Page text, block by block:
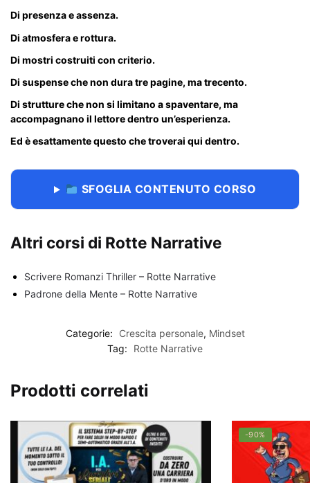
Di presenza e assenza.
Di atmosfera e rottura.
Di mostri costruiti con criterio.
Di suspense che non dura tre pagine, ma trecento.
Di strutture che non si limitano a spaventare, ma
accompagnano il lettore dentro un’esperienza.
Ed è esattamente questo che troverai qui dentro.
SFOGLIA CONTENUTO CORSO
Altri corsi di Rotte Narrative
Scrivere Romanzi Thriller – Rotte Narrative
Padrone della Mente – Rotte Narrative
Categorie: Crescita personale, Mindset
Tag:
Rotte Narrative
Prodotti correlati
-90%